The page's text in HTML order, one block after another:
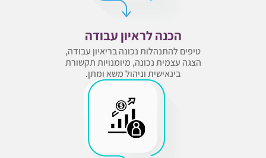
הכנה לראיון עבודה
טיפים להתנהלות נכונה בריאיון עבודה,
הצגה עצמית נכונה, מיומנויות תקשורת
בינאישית וניהול משא ומתן.